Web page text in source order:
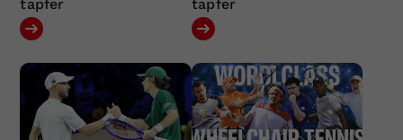
tapfer
tapfer